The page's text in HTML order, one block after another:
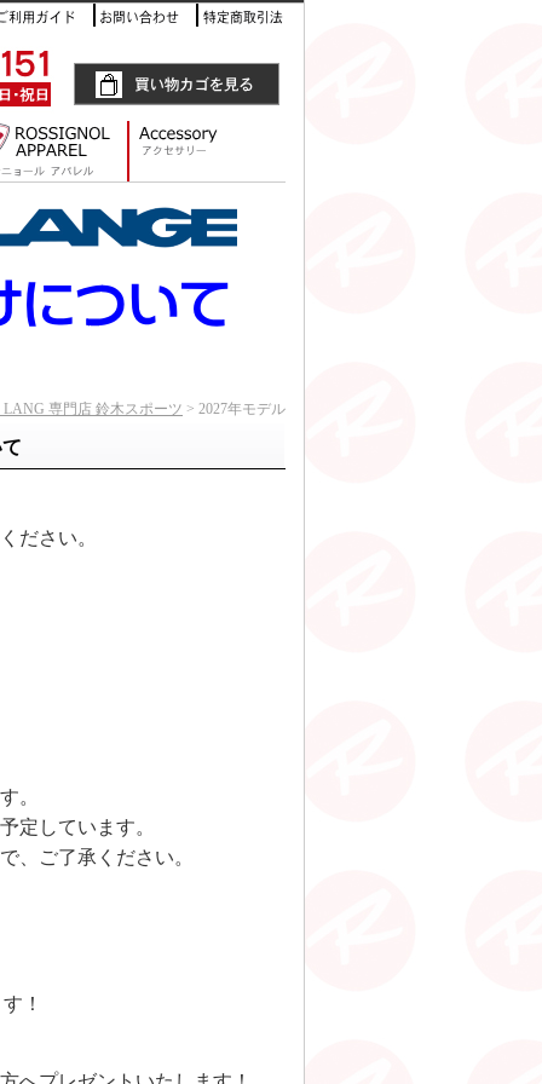
専門店 鈴木スポーツ > 2027年モデル
ださい。
。
定しています。
、ご了承ください。
！